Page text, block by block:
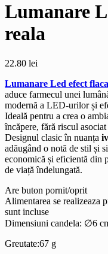
Lumanare
reala
22.80 lei
Lumanare Led efect
aduce farmecul unei
modernă a LED-urilor și
Ideală pentru a crea o
încăpere, fără riscul
Designul clasic în nuanța
adăugând o notă de stil și
economică și eficientă din
de viață îndelungată.
Are buton pornit/oprit
Alimentarea se
sunt incluse
Dimensiuni candela: ∅6
Greutate:67 g